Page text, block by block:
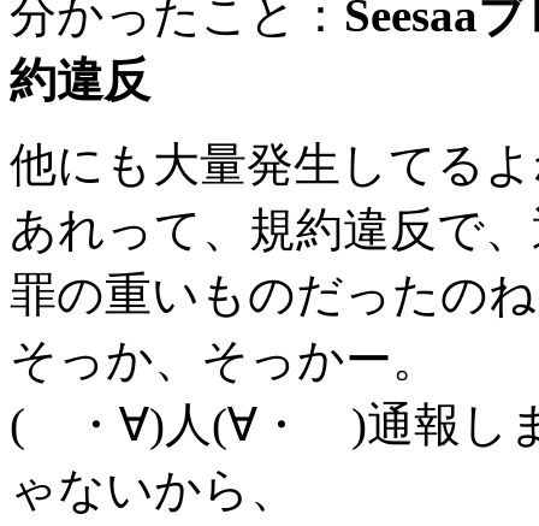
分かったこと： Seesaa
約違反
他にも大量発生してる
あれって、規約違反で
罪の重いものだったの
そっか、そっかー。
( ・∀)人(∀・ )通報し
ゃないから、